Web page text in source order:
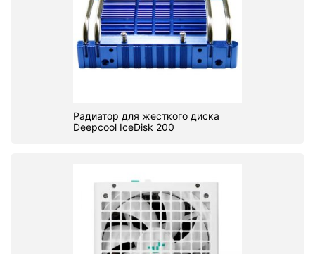
Радиатор для жесткого диска
Deepcool IceDisk 200